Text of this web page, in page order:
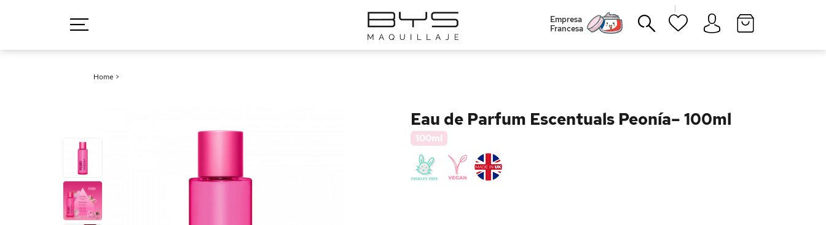
|
Empresa
Francesa
Home >
Eau de Parfum Escentuals Peonía– 100ml
100ml